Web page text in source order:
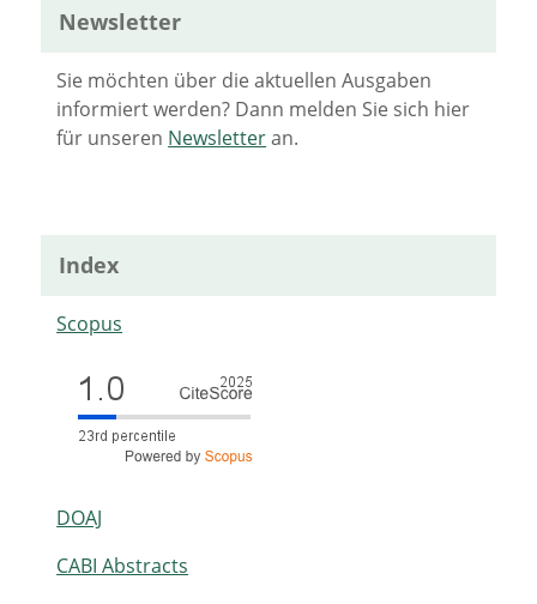
Newsletter
Sie möchten über die aktuellen Ausgaben
informiert werden? Dann melden Sie sich hier
für unseren Newsletteran.
Index
Scopus
DOAJ
CABI Abstracts